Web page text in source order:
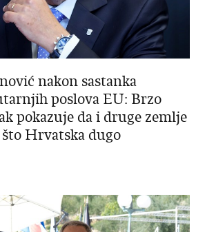
nakon sastanka
poslova EU: Brzo
pokazuje da i druge zemlje
Hrvatska dugo